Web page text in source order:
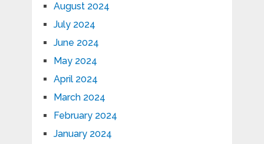
August 2024
July 2024
June 2024
May 2024
April 2024
March 2024
February 2024
January 2024